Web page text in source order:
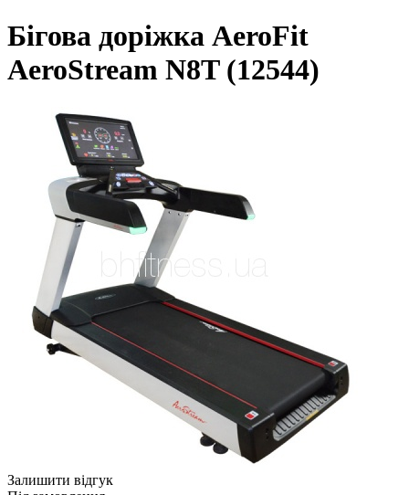
Бігова доріжка AeroFit
AeroStream N8T (12544)
Залишити відгук